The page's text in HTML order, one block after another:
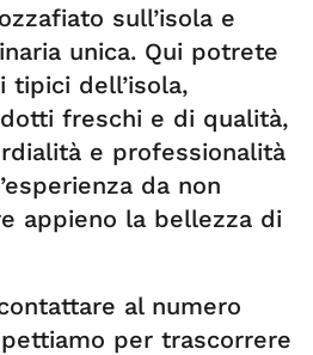
sull’isola e
unica. Qui potrete
tipici dell’isola,
freschi e di qualità,
e professionalità
da non
appieno la bellezza di
al numero
per trascorrere